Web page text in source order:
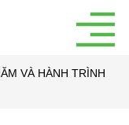
VÀ HÀNH TRÌNH